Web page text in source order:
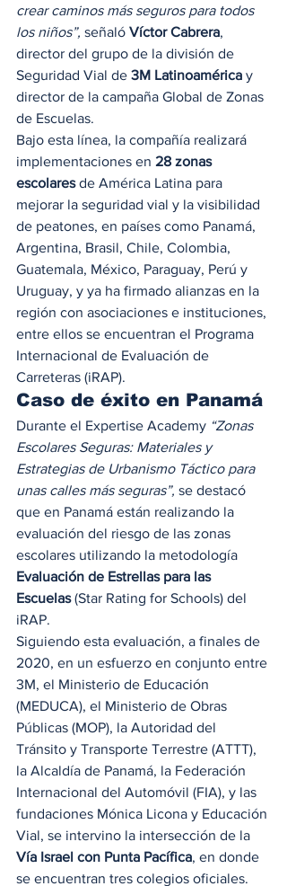
crear caminos más seguros para todos
los niños”, señaló Víctor Cabrera,
director del grupo de la división de
Seguridad Vial de 3M Latinoamérica y
director de la campaña Global de Zonas
de Escuelas.
Bajo esta línea, la compañía realizará
implementaciones en 28 zonas
escolares de América Latina para
mejorar la seguridad vial y la visibilidad
de peatones, en países como Panamá,
Argentina, Brasil, Chile, Colombia,
Guatemala, México, Paraguay, Perú y
Uruguay, y ya ha firmado alianzas en la
región con asociaciones e instituciones,
entre ellos se encuentran el Programa
Internacional de Evaluación de
Carreteras (iRAP).
Caso de éxito en Panamá
Durante el Expertise Academy “Zonas
Escolares Seguras: Materiales y
Estrategias de Urbanismo Táctico para
unas calles más seguras”, se destacó
que en Panamá están realizando la
evaluación del riesgo de las zonas
escolares utilizando la metodología
Evaluación de Estrellas para las
Escuelas (Star Rating for Schools) del
iRAP.
Siguiendo esta evaluación, a finales de
2020, en un esfuerzo en conjunto entre
3M, el Ministerio de Educación
(MEDUCA), el Ministerio de Obras
Públicas (MOP), la Autoridad del
Tránsito y Transporte Terrestre (ATTT),
la Alcaldía de Panamá, la Federación
Internacional del Automóvil (FIA), y las
fundaciones Mónica Licona y Educación
Vial, se intervino la intersección de la
Vía Israel con Punta Pacífica, en donde
se encuentran tres colegios oficiales.